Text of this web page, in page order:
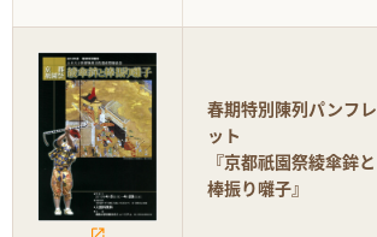
春期特別陳列パンフレ
ット
『京都祇園祭綾傘鉾と
棒振り囃子』